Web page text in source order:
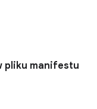
pliku manifestu